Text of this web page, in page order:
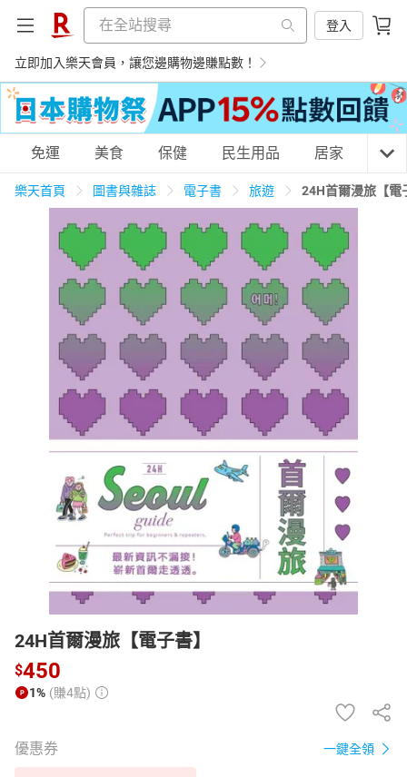
登入
立即加入樂天會員，讓您邊購物邊賺點數！
購物網分類
居家生活 3C家電 運動休閒 親子玩具
女裝 男裝 化妝保養 情趣用品
電子/紙本書
HOT
免運 美食 保健 民生用品 居家 3C
樂天首頁 圖書與雜誌 電子書 旅遊 24H首爾漫旅【電
24H首爾漫旅【電子書】
$450
1% (賺4點)
優惠券 一鍵全領